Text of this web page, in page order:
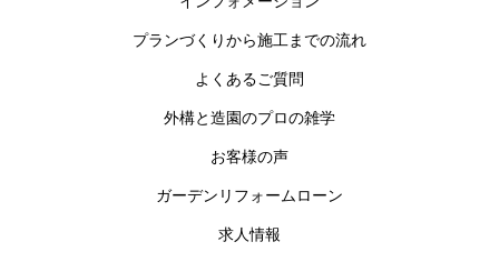
プランづくりから施工までの流れ
よくあるご質問
外構と造園のプロの雑学
お客様の声
ガーデンリフォームローン
求人情報